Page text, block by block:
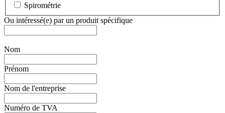
Spirométrie
Ou intéressé(e) par un produit spécifique
Nom
Prénom
Nom de l'entreprise
Numéro de TVA